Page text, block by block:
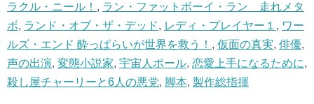
ラクル・ニール！ , ラン・ファットボーイ・ラン 走れメタ
ボ, ランド・オブ・ザ・デッド, レディ・プレイヤー１ , ワー
ルズ・エンド 酔っぱらいが世界を救う！ , 仮面の真実, 俳優,
声の出演, 変態小説家, 宇宙人ポール, 恋愛上手になるために,
殺し屋チャーリーと6人の悪党, 脚本, 製作総指揮